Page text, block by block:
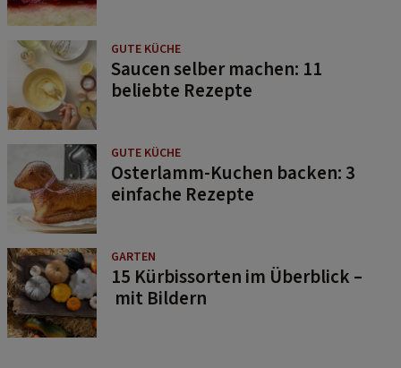
Saucen selber machen: 11
beliebte Rezepte
Osterlamm-Kuchen backen: 3
einfache Rezepte
15 Kürbissorten im Überblick –
mit Bildern